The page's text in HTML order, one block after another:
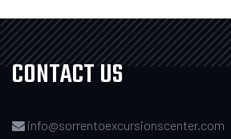
CONTACT US
info@sorrentoexcursionscenter.com